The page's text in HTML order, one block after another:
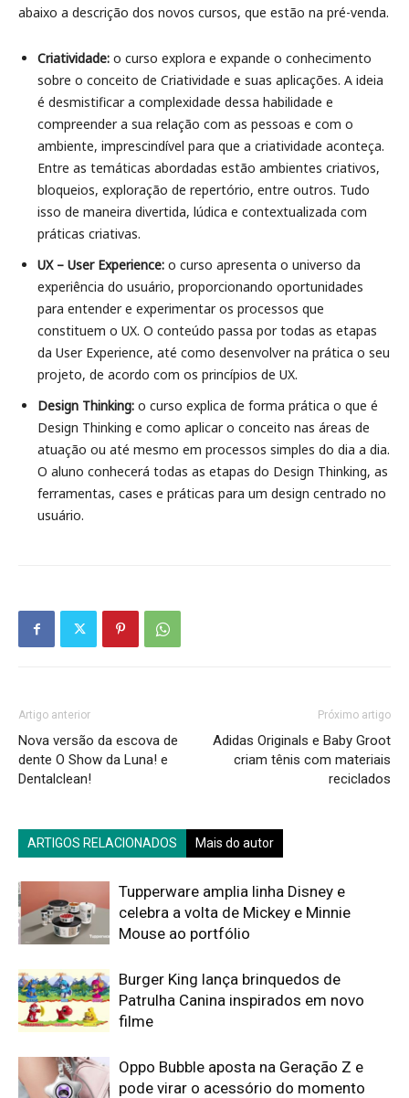
abaixo a descrição dos novos cursos, que estão na pré-venda.
Criatividade: o curso explora e expande o conhecimento
sobre o conceito de Criatividade e suas aplicações. A ideia
é desmistificar a complexidade dessa habilidade e
compreender a sua relação com as pessoas e com o
ambiente, imprescindível para que a criatividade aconteça.
Entre as temáticas abordadas estão ambientes criativos,
bloqueios, exploração de repertório, entre outros. Tudo
isso de maneira divertida, lúdica e contextualizada com
práticas criativas.
UX – User Experience: o curso apresenta o universo da
experiência do usuário, proporcionando oportunidades
para entender e experimentar os processos que
constituem o UX. O conteúdo passa por todas as etapas
da User Experience, até como desenvolver na prática o seu
projeto, de acordo com os princípios de UX.
Design Thinking: o curso explica de forma prática o que é
Design Thinking e como aplicar o conceito nas áreas de
atuação ou até mesmo em processos simples do dia a dia.
O aluno conhecerá todas as etapas do Design Thinking, as
ferramentas, cases e práticas para um design centrado no
usuário.
Artigo anterior
Nova versão da escova de
dente O Show da Luna! e
Dentalclean!
Próximo artigo
Adidas Originals e Baby Groot
criam tênis com materiais
reciclados
ARTIGOS RELACIONADOS Mais do autor
Tupperware amplia linha Disney e
celebra a volta de Mickey e Minnie
Mouse ao portfólio
Burger King lança brinquedos de
Patrulha Canina inspirados em novo
filme
Oppo Bubble aposta na Geração Z e
pode virar o acessório do momento